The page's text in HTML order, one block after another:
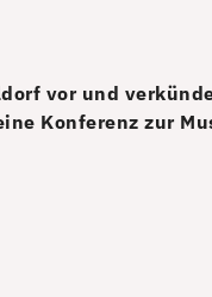
vor und
Konferenz zur